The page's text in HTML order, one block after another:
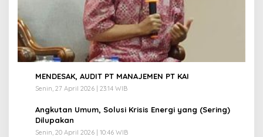
MENDESAK, AUDIT PT MANAJEMEN PT KAI
Senin, 27 April 2026 | 23:14 WIB
Angkutan Umum, Solusi Krisis Energi yang (Sering)
Dilupakan
Senin, 20 April 2026 | 10:46 WIB